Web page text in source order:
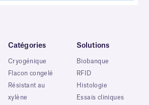
Catégories
Cryogénique
Flacon congelé
Résistant au
xylène
Solutions
Biobanque
RFID
Histologie
Essais cliniques